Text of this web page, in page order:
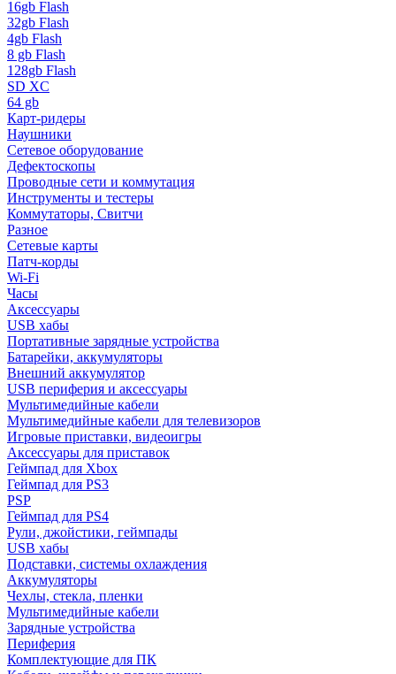
16gb Flash
32gb Flash
4gb Flash
8 gb Flash
128gb Flash
SD XC
64 gb
Карт-ридеры
Наушники
Сетевое оборудование
Дефектоскопы
Проводные сети и коммутация
Инструменты и тестеры
Коммутаторы, Свитчи
Разное
Сетевые карты
Патч-корды
Wi-Fi
Часы
Аксессуары
USB хабы
Портативные зарядные устройства
Батарейки, аккумуляторы
Внешний аккумулятор
USB периферия и аксессуары
Мультимедийные кабели
Мультимедийные кабели для телевизоров
Игровые приставки, видеоигры
Аксессуары для приставок
Геймпад для Xbox
Геймпад для PS3
PSP
Геймпад для PS4
Рули, джойстики, геймпады
USB хабы
Подставки, системы охлаждения
Аккумуляторы
Чехлы, стекла, пленки
Мультимедийные кабели
Зарядные устройства
Периферия
Комплектующие для ПК